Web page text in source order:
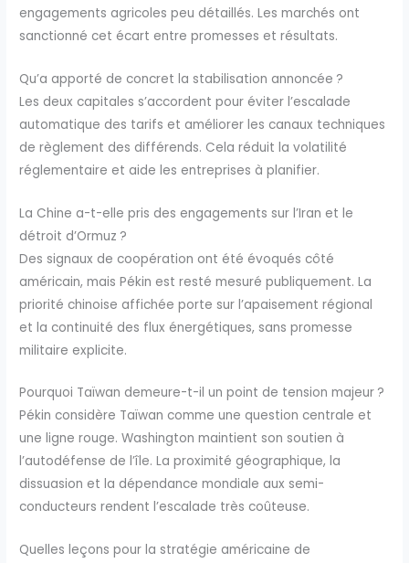
engagements agricoles peu détaillés. Les marchés ont
sanctionné cet écart entre promesses et résultats.
Qu’a apporté de concret la stabilisation annoncée ?
Les deux capitales s’accordent pour éviter l’escalade
automatique des tarifs et améliorer les canaux techniques
de règlement des différends. Cela réduit la volatilité
réglementaire et aide les entreprises à planifier.
La Chine a-t-elle pris des engagements sur l’Iran et le
détroit d’Ormuz ?
Des signaux de coopération ont été évoqués côté
américain, mais Pékin est resté mesuré publiquement. La
priorité chinoise affichée porte sur l’apaisement régional
et la continuité des flux énergétiques, sans promesse
militaire explicite.
Pourquoi Taïwan demeure-t-il un point de tension majeur ?
Pékin considère Taïwan comme une question centrale et
une ligne rouge. Washington maintient son soutien à
l’autodéfense de l’île. La proximité géographique, la
dissuasion et la dépendance mondiale aux semi-
conducteurs rendent l’escalade très coûteuse.
Quelles leçons pour la stratégie américaine de